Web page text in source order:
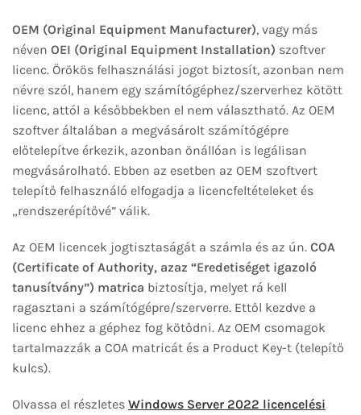
OEM (Original Equipment Manufacturer), vagy más
néven OEI (Original Equipment Installation) szoftver
licenc. Örökös felhasználási jogot biztosít, azonban nem
névre szól, hanem egy számítógéphez/szerverhez kötött
licenc, attól a későbbekben el nem választható. Az OEM
szoftver általában a megvásárolt számítógépre
előtelepítve érkezik, azonban önállóan is legálisan
megvásárolható. Ebben az esetben az OEM szoftvert
telepítő felhasználó elfogadja a licencfeltételeket és
„rendszerépítővé” válik.
Az OEM licencek jogtisztaságát a számla és az ún. COA
(Certificate of Authority, azaz “Eredetiséget igazoló
tanusítvány”) matrica biztosítja, melyet rá kell
ragasztani a számítógépre/szerverre. Ettől kezdve a
licenc ehhez a géphez fog kötődni. Az OEM csomagok
tartalmazzák a COA matricát és a Product Key-t (telepítő
kulcs).
Olvassa el részletes Windows Server 2022 licencelési